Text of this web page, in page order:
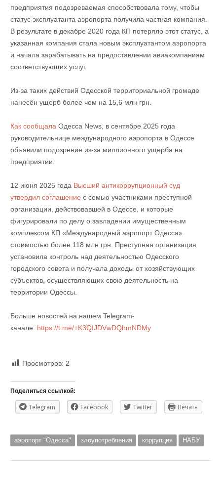
предприятия подозреваемая способствовала тому, чтобы
статус эксплуатанта аэропорта получила частная компания.
В результате в декабре 2020 года КП потеряло этот статус, а
указанная компания стала новым эксплуатантом аэропорта
и начала зарабатывать на предоставлении авиакомпаниям
соответствующих услуг.
Из-за таких действий Одесской территориальной громаде
нанесён ущерб более чем на 15,6 млн грн.
Как сообщала Одесса News, в сентябре 2025 года
руководительнице международного аэропорта в Одессе
объявили подозрение из-за миллионного ущерба на
предприятии.
12 июня 2025 года Высший антикоррупционный суд
утвердил соглашение с семью участниками преступной
организации, действовавшей в Одессе, и которые
фигурировали по делу о завладении имущественным
комплексом КП «Международный аэропорт Одесса»
стоимостью более 118 млн грн. Преступная организация
установила контроль над деятельностью Одесского
городского совета и получала доходы от хозяйствующих
субъектов, осуществляющих свою деятельность на
территории Одессы.
Больше новостей на нашем Telegram-
канале: https://t.me/+K3QIJDVwDQhmNDMy
Просмотров: 2
Поделиться ссылкой:
Telegram Facebook Twitter Печать
аэропорт "Одесса" злоупотребления коррупция НАБУ